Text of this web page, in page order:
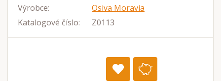
Výrobce:
Osiva Moravia
Katalogové číslo:
Z0113